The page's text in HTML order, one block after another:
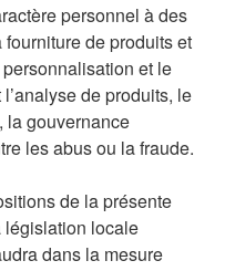
personnel à des
de produits et
et le
de produits, le
la gouvernance
les abus ou la fraude.
de la présente
législation locale
dans la mesure